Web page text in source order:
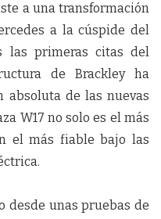
a una transformación
a la cúspide del
las primeras citas del
de Brackley ha
absoluta de las nuevas
W17 no solo es el más
el más fiable bajo las
desde unas pruebas de